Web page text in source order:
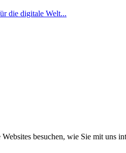
die digitale Welt...
besuchen, wie Sie mit uns